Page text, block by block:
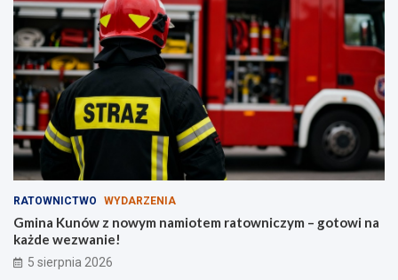
RATOWNICTWO WYDARZENIA
Gmina Kunów z nowym namiotem ratowniczym – gotowi na
każde wezwanie!
5 sierpnia 2026